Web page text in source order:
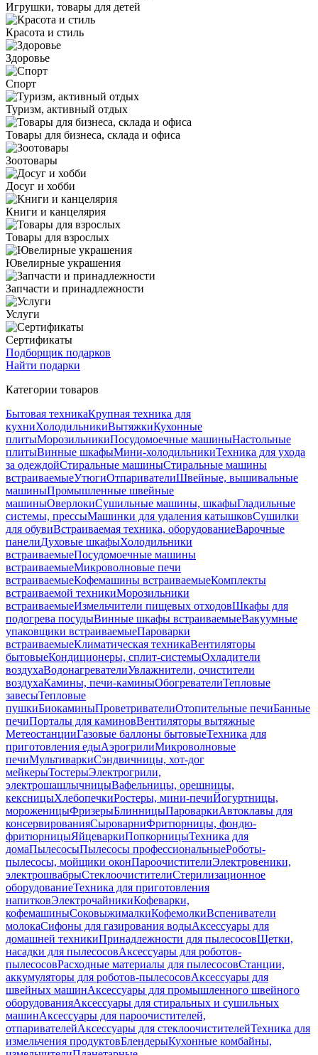
Игрушки, товары для детей
Красота и стиль
Здоровье
Спорт
Туризм, активный отдых
Товары для бизнеса, склада и офиса
Зоотовары
Досуг и хобби
Книги и канцелярия
Товары для взрослых
Ювелирные украшения
Запчасти и принадлежности
Услуги
Сертификаты
Подборщик подарков
Найти подарки
Категории товаров
Бытовая техникаКрупная техника для
кухниХолодильникиВытяжкиКухонные
плитыМорозильникиПосудомоечные машиныНастольные
плитыВинные шкафыМини-холодильникиТехника для ухода
за одеждойСтиральные машиныСтиральные машины
встраиваемыеУтюгиОтпаривателиШвейные, вышивальные
машиныПромышленные швейные
машиныОверлокиСушильные машины, шкафыГладильные
системы, прессыМашинки для удаления катышковСушилки
для обувиВстраиваемая техника, оборудованиеВарочные
панелиДуховые шкафыХолодильники
встраиваемыеПосудомоечные машины
встраиваемыеМикроволновые печи
встраиваемыеКофемашины встраиваемыеКомплекты
встраиваемой техникиМорозильники
встраиваемыеИзмельчители пищевых отходовШкафы для
подогрева посудыВинные шкафы встраиваемыеВакуумные
упаковщики встраиваемыеПароварки
встраиваемыеКлиматическая техникаВентиляторы
бытовыеКондиционеры, сплит-системыОхладители
воздухаВодонагревателиУвлажнители, очистители
воздухаКамины, печи-каминыОбогревателиТепловые
завесыТепловые
пушкиБиокаминыПроветривателиОтопительные печиБанные
печиПорталы для каминовВентиляторы вытяжные
МетеостанцииГазовые баллоны бытовыеТехника для
приготовления едыАэрогрилиМикроволновые
печиМультиваркиСэндвичницы, хот-дог
мейкерыТостерыЭлектрогрили,
электрошашлычницыВафельницы, орешницы,
кексницыХлебопечкиРостеры, мини-печиЙогуртницы,
мороженицыФризерыБлинницыПароваркиАвтоклавы для
консервированияСыроварниФритюрницы, фондю-
фритюрницыЯйцеваркиПопкорницыТехника для
домаПылесосыПылесосы профессиональныеРоботы-
пылесосы, мойщики оконПароочистителиЭлектровеники,
электрошвабрыСтеклоочистителиСтерилизационное
оборудованиеТехника для приготовления
напитковЭлектрочайникиКофеварки,
кофемашиныСоковыжималкиКофемолкиВспениватели
молокаСифоны для газирования водыАксессуары для
домашней техникиПринадлежности для пылесосовЩетки,
насадки для пылесосовАксессуары для роботов-
пылесосовРасходные материалы для пылесосовСтанции,
аккумуляторы для роботов-пылесосовАксессуары для
швейных машинАксессуары для промышленного швейного
оборудованияАксессуары для стиральных и сушильных
машинАксессуары для пароочистителей,
отпаривателейАксессуары для стеклоочистителейТехника для
измельчения продуктовБлендерыКухонные комбайны,